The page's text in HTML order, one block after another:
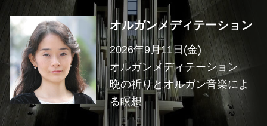
オルガンメディテーション
2026年9月11日(金)
オルガンメディテーション
晩の祈りとオルガン音楽によ
る瞑想